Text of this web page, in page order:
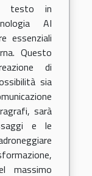
testo in
AI
essenziali
Questo
di
sia
sarà
e le
massimo